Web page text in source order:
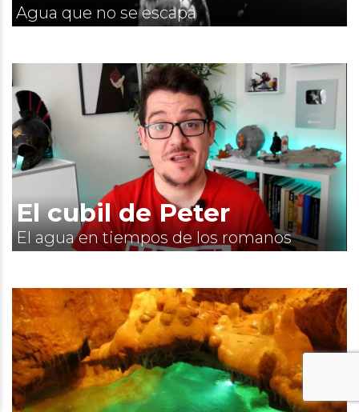
Agua que no se escapa
El cubil de Peter
El agua en tiempos de los romanos